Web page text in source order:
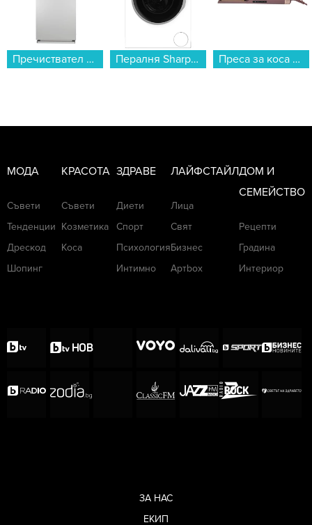
Пералня Sharp ES-NFB814AWNA , 1400 об./мин., 8.00 kg, A , Бял... Преса за коса Remington AS8930 AIRvive , 135 W... Хладилник с фризер Crown GN 3130E , 268 l, E , Бял , Статична...
МОДА
Съвети
Тенденции
Дрескод
Шопинг
КРАСОТА
Съвети
Козметика
Коса
ЗДРАВЕ
Диети
Спорт
Психология
Интимно
ЛАЙФСТАЙЛ
Лица
Свят
Бизнес
Артbox
ДОМ И
СЕМЕЙСТВО
Рецепти
Градина
Интериор
ЗА НАС
ЕКИП